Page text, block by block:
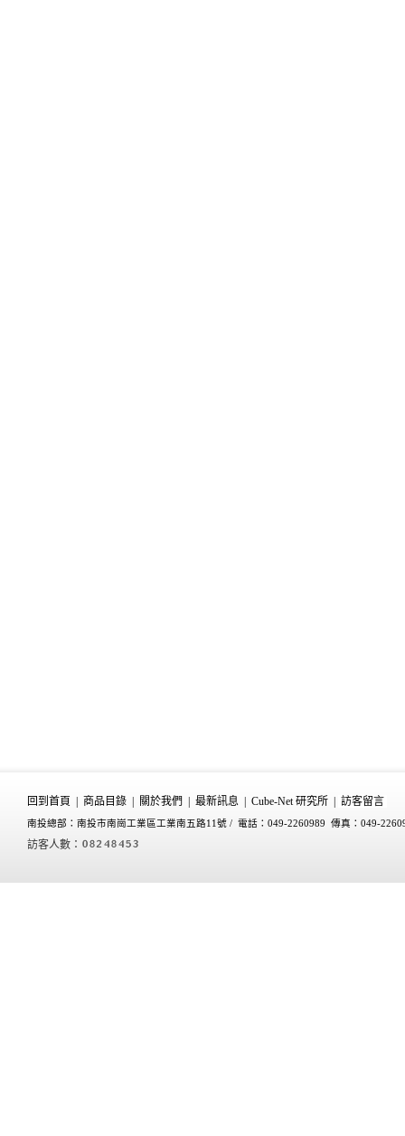
回到首頁 商品目錄 關於我們 最新訊息 Cube-Net 研究所 訪客留言
南投總部：南投市南崗工業區工業南五路11號 / 電話：049-2260989 傳真：049-
訪客人數：